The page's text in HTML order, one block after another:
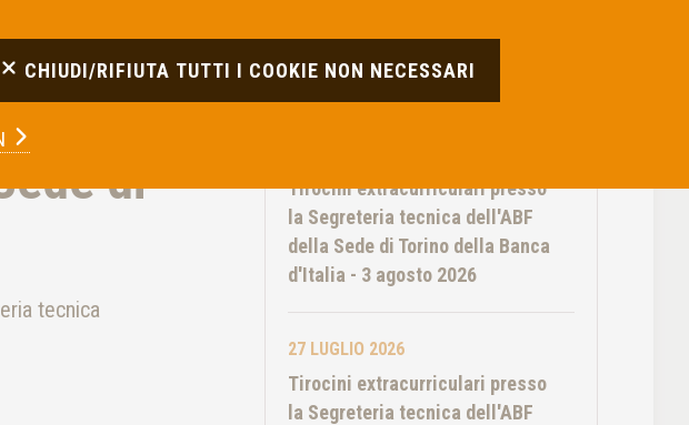
di
tecnica
ULTIME NOTIZIE
Tirocini extracurriculari presso
la Segreteria tecnica dell'ABF
della Sede di Torino della Banca
d'Italia - 3 agosto 2026
27 LUGLIO 2026
Tirocini extracurriculari presso
la Segreteria tecnica dell'ABF
CHIUDI/RIFIUTA TUTTI I COOKIE NON NECESSARI